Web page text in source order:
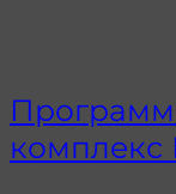
комплекс